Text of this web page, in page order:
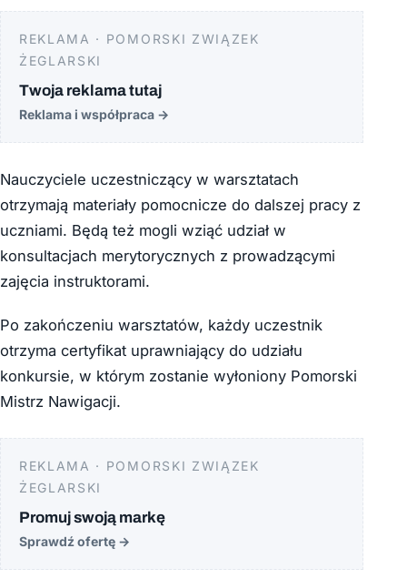
REKLAMA · POMORSKI ZWIĄZEK
ŻEGLARSKI
Twoja reklama tutaj
Reklama i współpraca →
Nauczyciele uczestniczący w warsztatach
otrzymają materiały pomocnicze do dalszej pracy z
uczniami. Będą też mogli wziąć udział w
konsultacjach merytorycznych z prowadzącymi
zajęcia instruktorami.
Po zakończeniu warsztatów, każdy uczestnik
otrzyma certyfikat uprawniający do udziału
konkursie, w którym zostanie wyłoniony Pomorski
Mistrz Nawigacji.
REKLAMA · POMORSKI ZWIĄZEK
ŻEGLARSKI
Promuj swoją markę
Sprawdź ofertę →